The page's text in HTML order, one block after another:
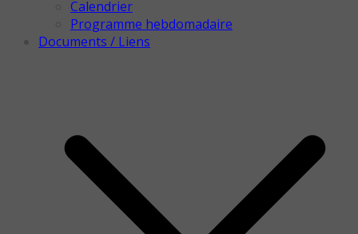
Calendrier
Programme hebdomadaire
Documents / Liens